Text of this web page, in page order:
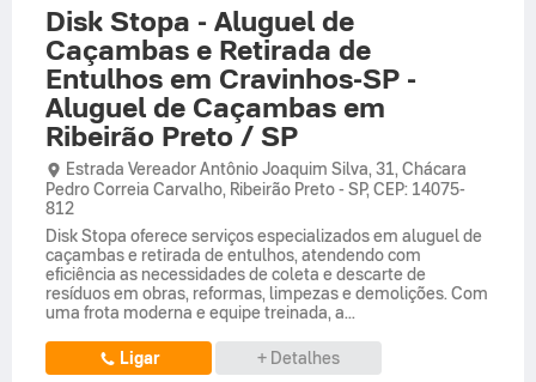
Disk Stopa - Aluguel de
Caçambas e Retirada de
Entulhos em Cravinhos-SP -
Aluguel de Caçambas em
Ribeirão Preto / SP
Estrada Vereador Antônio Joaquim Silva, 31, Chácara
Pedro Correia Carvalho, Ribeirão Preto- SP, CEP: 14075-
812
Disk Stopa oferece serviços especializados em aluguel de
caçambas e retirada de entulhos, atendendo com
eficiência as necessidades de coleta e descarte de
resíduos em obras, reformas, limpezas e demolições. Com
uma frota moderna e equipe treinada, a...
Ligar + Detalhes